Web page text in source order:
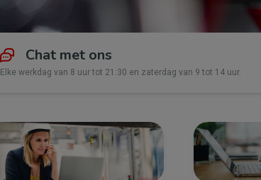
Chat met ons
Elke werkdag van 8 uur tot 21:30 en zaterdag van 9 tot 14 uur.